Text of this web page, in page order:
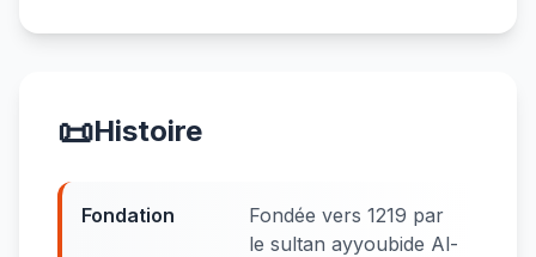
📜Histoire
Fondation
Fondée vers 1219 par
le sultan ayyoubide Al-